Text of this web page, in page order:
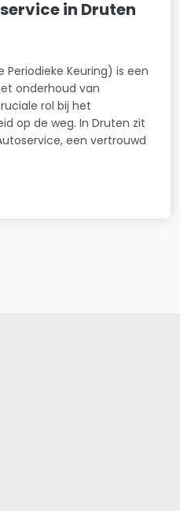
in Druten
Keuring) is een
onderhoud van
rol bij het
op de weg. In Druten zit
een vertrouwd